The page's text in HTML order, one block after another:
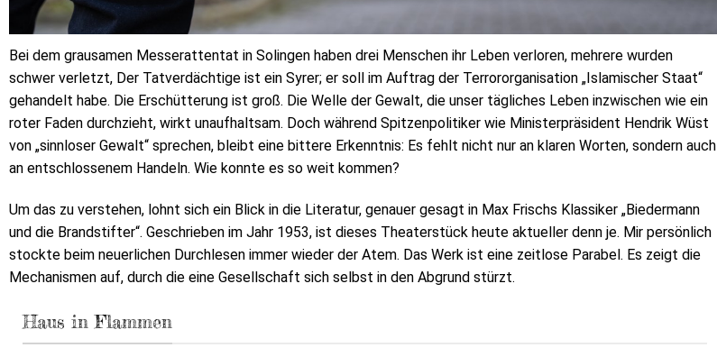
Bei dem grausamen Messerattentat in Solingen haben drei Menschen ihr Leben verloren, mehrere wurden
schwer verletzt, Der Tatverdächtige ist ein Syrer; er soll im Auftrag der Terrororganisation „Islamischer Staat“
gehandelt habe. Die Erschütterung ist groß. Die Welle der Gewalt, die unser tägliches Leben inzwischen wie ein
roter Faden durchzieht, wirkt unaufhaltsam. Doch während Spitzenpolitiker wie Ministerpräsident Hendrik Wüst
von „sinnloser Gewalt“ sprechen, bleibt eine bittere Erkenntnis: Es fehlt nicht nur an klaren Worten, sondern auch
an entschlossenem Handeln. Wie konnte es so weit kommen?
Um das zu verstehen, lohnt sich ein Blick in die Literatur, genauer gesagt in Max Frischs Klassiker „Biedermann
und die Brandstifter“. Geschrieben im Jahr 1953, ist dieses Theaterstück heute aktueller denn je. Mir persönlich
stockte beim neuerlichen Durchlesen immer wieder der Atem. Das Werk ist eine zeitlose Parabel. Es zeigt die
Mechanismen auf, durch die eine Gesellschaft sich selbst in den Abgrund stürzt.
Haus in Flammen